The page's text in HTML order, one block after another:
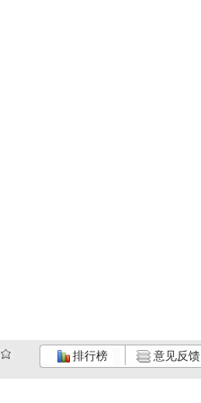
排行榜 意见反馈